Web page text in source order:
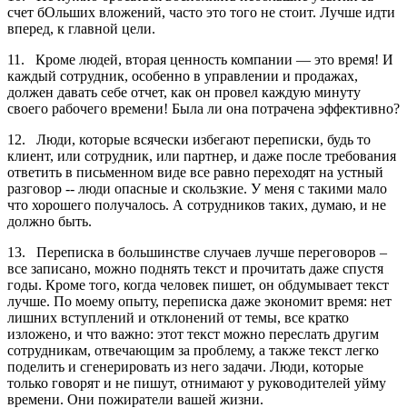
счет бОльших вложений, часто это того не стоит. Лучше идти
вперед, к главной цели.
11. Кроме людей, вторая ценность компании ― это время! И
каждый сотрудник, особенно в управлении и продажах,
должен давать себе отчет, как он провел каждую минуту
своего рабочего времени! Была ли она потрачена эффективно?
12. Люди, которые всячески избегают переписки, будь то
клиент, или сотрудник, или партнер, и даже после требования
ответить в письменном виде все равно переходят на устный
разговор -- люди опасные и скользкие. У меня с такими мало
что хорошего получалось. А сотрудников таких, думаю, и не
должно быть.
13. Переписка в большинстве случаев лучше переговоров –
все записано, можно поднять текст и прочитать даже спустя
годы. Кроме того, когда человек пишет, он обдумывает текст
лучше. По моему опыту, переписка даже экономит время: нет
лишних вступлений и отклонений от темы, все кратко
изложено, и что важно: этот текст можно переслать другим
сотрудникам, отвечающим за проблему, а также текст легко
поделить и сгенерировать из него задачи. Люди, которые
только говорят и не пишут, отнимают у руководителей уйму
времени. Они пожиратели вашей жизни.